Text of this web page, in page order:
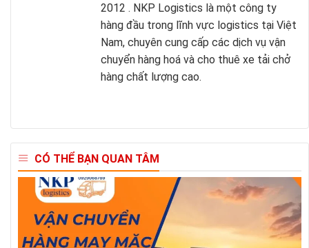
2012 . NKP Logistics là một công ty
hàng đầu trong lĩnh vực logistics tại Việt
Nam, chuyên cung cấp các dịch vụ vận
chuyển hàng hoá và cho thuê xe tải chở
hàng chất lượng cao.
CÓ THỂ BẠN QUAN TÂM